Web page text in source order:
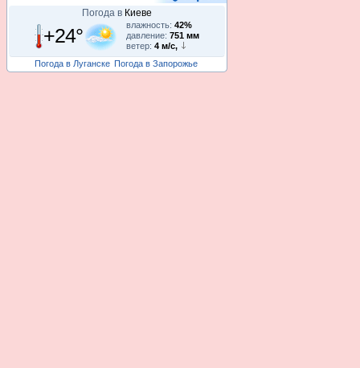
Погода в Киеве
+24° влажность: 42%
давление: 751 мм
ветер: 4 м/с,
Погода в Луганске Погода в Запорожье